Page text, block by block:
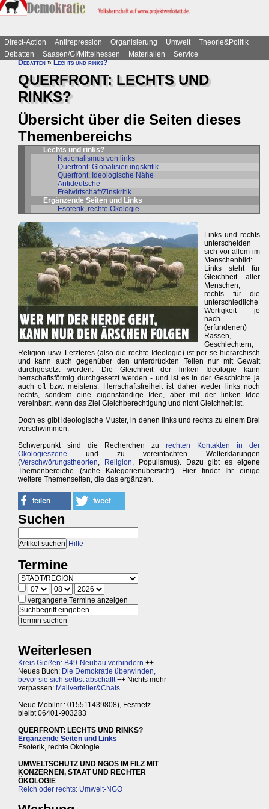
Direct-Action Antirepression Organisierung Umwelt
Theorie&Politik
Debatten
Saasen/GI/Mittelhessen Materialien
Service
Debatten»Lechts und rinks?
QUERFRONT: LECHTS UND
RINKS?
Übersicht über die Seiten dieses
Themenbereichs
Lechts und rinks?
Nationalismus von links
Querfront: Globalisierungskritik
Querfront: Ideologische Nähe
Antideutsche
Freiwirtschaft/Zinskritik
Ergänzende Seiten und Links
Esoterik, rechte Ökologie
Links und rechts
unterscheiden
sich vor allem im
Menschenbild:
Links steht für
Gleichheit aller
Menschen,
rechts für die
unterschiedliche
Wertigkeit je
nach
(erfundenen)
Rassen,
Geschlechtern,
Religion usw. Letzteres (also die rechte Ideologie) ist per se hierarchisch
und kann auch gegenüber den unterdrückten Teilen nur mit Gewalt
durchgesetzt werden. Die Gleichheit der linken Ideologie kann
herrschaftsförmig durchgesetzt werden - und ist es in der Geschichte ja
auch oft bzw. meistens. Herrschaftsfreiheit ist daher weder links noch
rechts, sondern eine eigenständige Idee, aber mit der linken Idee
vereinbart, wenn das Ziel Gleichberechtigung und nicht Gleichheit ist.
Doch es gibt ideologische Muster, in denen links und rechts zu einem Brei
verschwimmen.
Schwerpunkt sind die Recherchen zurechten Kontakten in der
Ökologieszene und zu vereinfachten Welterklärungen
(Verschwörungstheorien, Religion, Populismus). Dazu gibt es eigene
Themenbereiche (siehe Kategorienübersicht). Hier findet Ihr einige
weitere Themenseiten, die das ergänzen.
Suchen
Hilfe
Termine
vergangene Termine anzeigen
Weiterlesen
Kreis Gießen: B49-Neubau verhindern ++
Neues Buch: Die Demokratie überwinden,
bevor sie sich selbst abschafft++ Nichts mehr
verpassen: Mailverteiler&Chats
Neue Mobilnr.: 015511439808), Festnetz
bleibt 06401-903283
QUERFRONT: LECHTS UND RINKS?
Ergänzende Seiten und Links
Esoterik, rechte Ökologie
UMWELTSCHUTZ UND NGOS IM FILZ MIT
KONZERNEN, STAAT UND RECHTER
ÖKOLOGIE
Reich oder rechts: Umwelt-NGO